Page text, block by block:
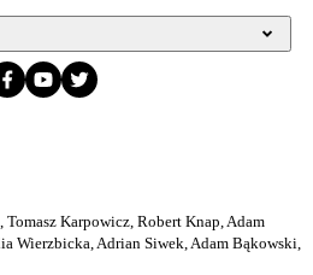
Tomasz Karpowicz, Robert Knap, Adam
Wierzbicka, Adrian Siwek, Adam Bąkowski,